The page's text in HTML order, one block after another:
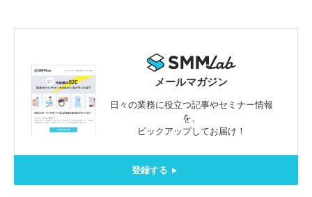
メールマガジン
日々の業務に役立つ記事やセミナー情報
を、
ピックアップしてお届け！
登録する